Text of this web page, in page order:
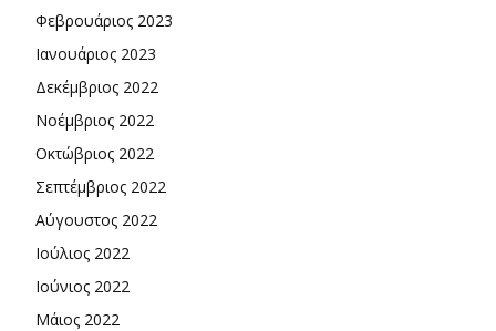
Φεβρουάριος 2023
Ιανουάριος 2023
Δεκέμβριος 2022
Νοέμβριος 2022
Οκτώβριος 2022
Σεπτέμβριος 2022
Αύγουστος 2022
Ιούλιος 2022
Ιούνιος 2022
Μάιος 2022